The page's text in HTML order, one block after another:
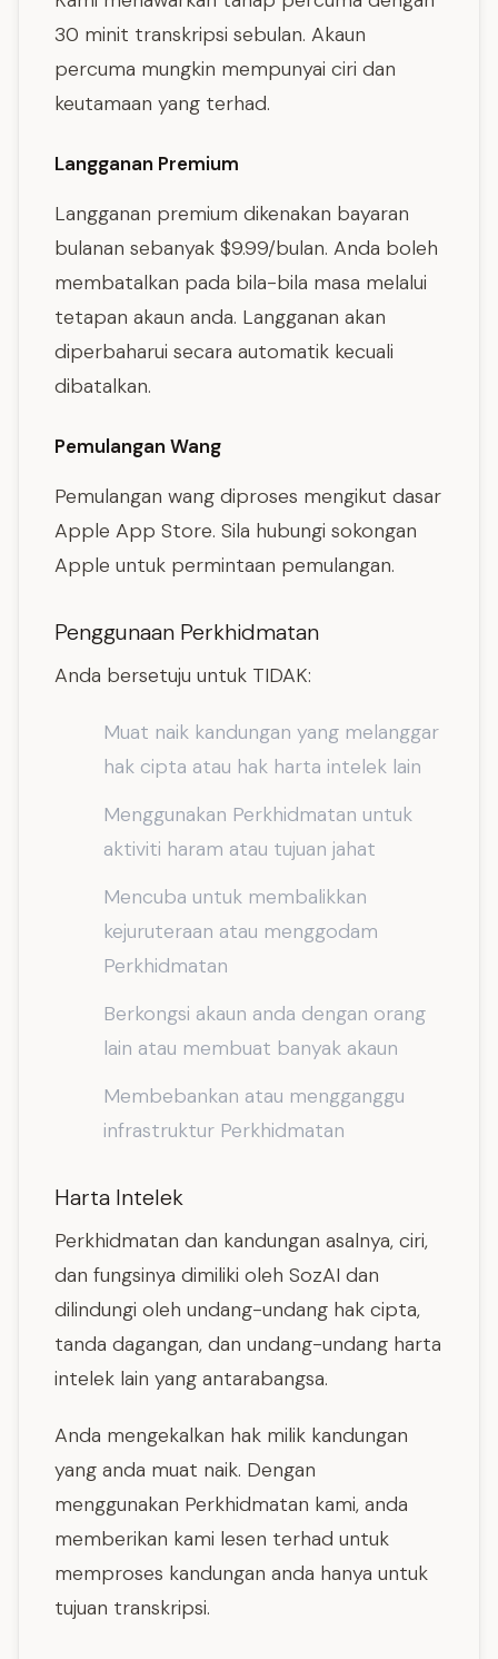
30 minit transkripsi sebulan. Akaun
percuma mungkin mempunyai ciri dan
keutamaan yang terhad.
Langganan Premium
Langganan premium dikenakan bayaran
bulanan sebanyak $9.99/bulan. Anda boleh
membatalkan pada bila-bila masa melalui
tetapan akaun anda. Langganan akan
diperbaharui secara automatik kecuali
dibatalkan.
Pemulangan Wang
Pemulangan wang diproses mengikut dasar
Apple App Store. Sila hubungi sokongan
Apple untuk permintaan pemulangan.
Penggunaan Perkhidmatan
Anda bersetuju untuk TIDAK:
Muat naik kandungan yang melanggar
hak cipta atau hak harta intelek lain
Menggunakan Perkhidmatan untuk
aktiviti haram atau tujuan jahat
Mencuba untuk membalikkan
kejuruteraan atau menggodam
Perkhidmatan
Berkongsi akaun anda dengan orang
lain atau membuat banyak akaun
Membebankan atau mengganggu
infrastruktur Perkhidmatan
Harta Intelek
Perkhidmatan dan kandungan asalnya, ciri,
dan fungsinya dimiliki oleh SozAI dan
dilindungi oleh undang-undang hak cipta,
tanda dagangan, dan undang-undang harta
intelek lain yang antarabangsa.
Anda mengekalkan hak milik kandungan
yang anda muat naik. Dengan
menggunakan Perkhidmatan kami, anda
memberikan kami lesen terhad untuk
memproses kandungan anda hanya untuk
tujuan transkripsi.